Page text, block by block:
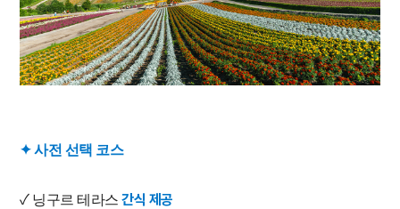
✦​ 사전 선택 코스
✓ ​닝구르 테라스간식 제공